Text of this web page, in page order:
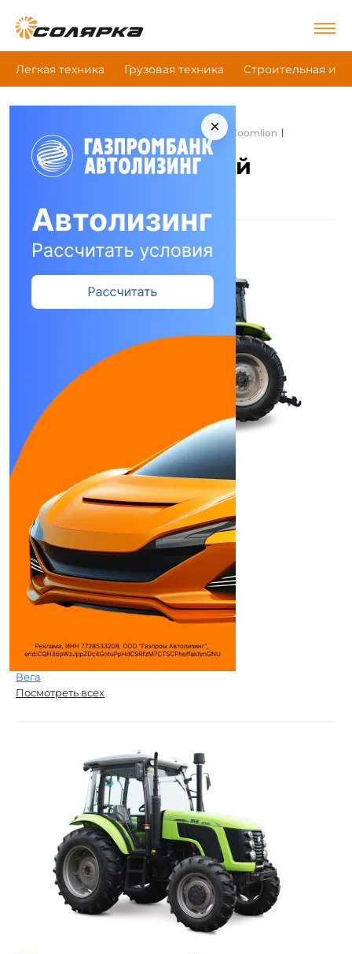
Легкая техника Грузовая техника Строительная и
×
Главная Сельскохозяйственная техника | Zoomlion |
Колесный трактор
Zoomlion Колесный
ZOOMLION RS1304/RS1604
Колесный трактор
Тип двигателя:Дизель с турбонаддув ...
Количество цилиндров:6
Объем двигателя:
2300 см³
Макс. мощность:
Макс. крутящий момент:
540/1000 Н*м
(кг*м) ...
ИНДУСТРИ РУС
Специмпорт-ДВ
Вега
Посмотреть всех